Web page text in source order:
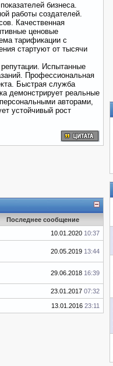
бизнеса.
работы создателей.
Качественная
ценовые
тарификации с
стартуют от тысячи
Испытанные
Профессиональная
Быстрая служба
демонстрирует реальные
авторами,
устойчивый рост
Последнее сообщение
10.01.2020 10:37
20.05.2019 13:44
29.06.2018 16:39
23.01.2017 07:32
13.01.2016 23:11